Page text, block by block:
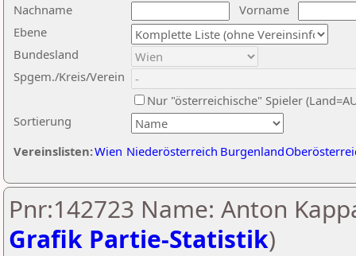
Nachname
Vorname
Ebene
Sortierung
Bundesland
Spgem./Kreis/Verein
Nur "österreichische" Spieler
Vereinslisten:Wien Niederösterreich Burgenland
Pnr:142723 Name: Anton
Grafik Partie-Statistik)